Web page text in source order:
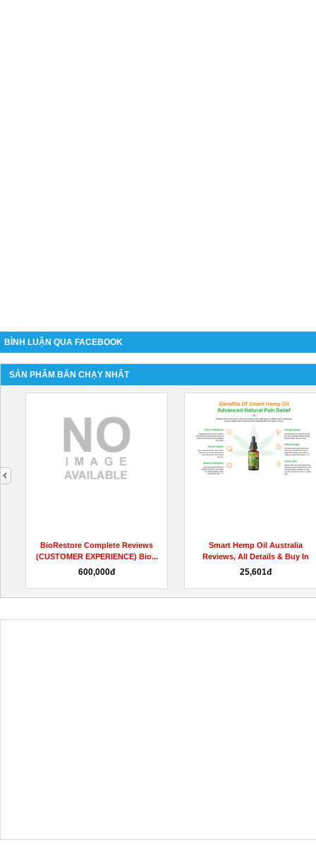
BÌNH LUẬN QUA FACEBOOK
SẢN PHẨM BÁN CHẠY NHẤT
Complete Reviews
EXPERIENCE) Bio...
Smart Hemp Oil Australia
Reviews, All Details & Buy In
next